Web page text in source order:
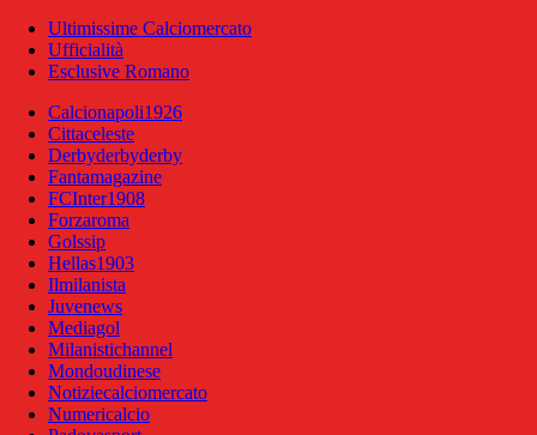
Ultimissime Calciomercato
Ufficialità
Esclusive Romano
Calcionapoli1926
Cittaceleste
Derbyderbyderby
Fantamagazine
FCInter1908
Forzaroma
Golssip
Hellas1903
Ilmilanista
Juvenews
Mediagol
Milanistichannel
Mondoudinese
Notiziecalciomercato
Numericalcio